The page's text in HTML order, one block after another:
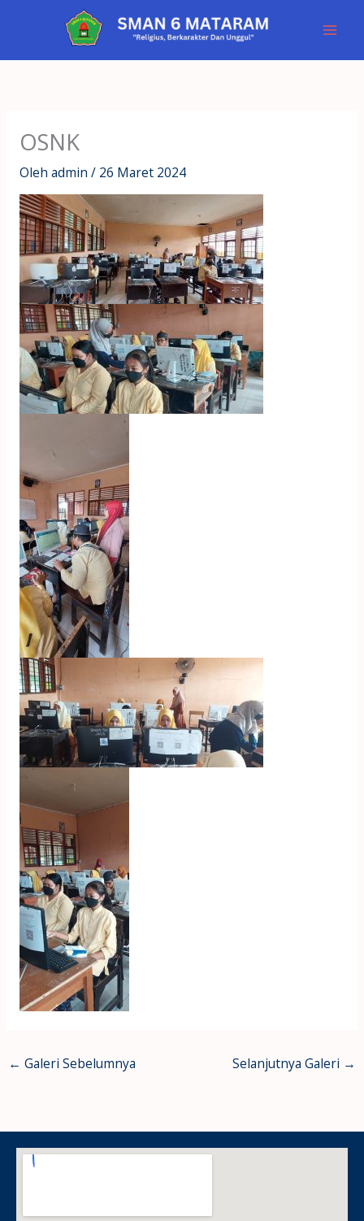
OSNK
Oleh admin / 26 Maret 2024
← Galeri Sebelumnya Selanjutnya Galeri →